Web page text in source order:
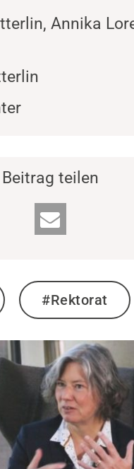
Annika
Beitrag teilen
#Rektorat